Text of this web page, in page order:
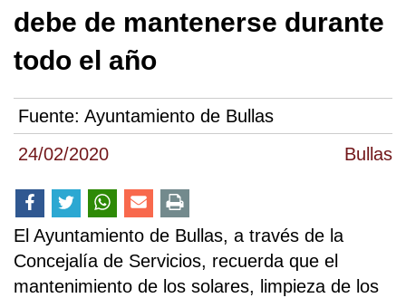
24/02/2020 Bullas
debe de mantenerse durante
todo el año
Fuente: Ayuntamiento de Bullas
El Ayuntamiento de Bullas, a través de la
Concejalía de Servicios, recuerda que el
mantenimiento de los solares, limpieza de los